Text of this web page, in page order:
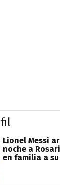
Lionel Messi
noche a
en familia a